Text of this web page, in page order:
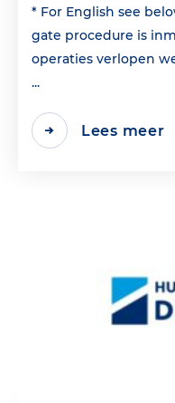
* For English see
gate procedure is
operaties verlopen
...
Lees meer